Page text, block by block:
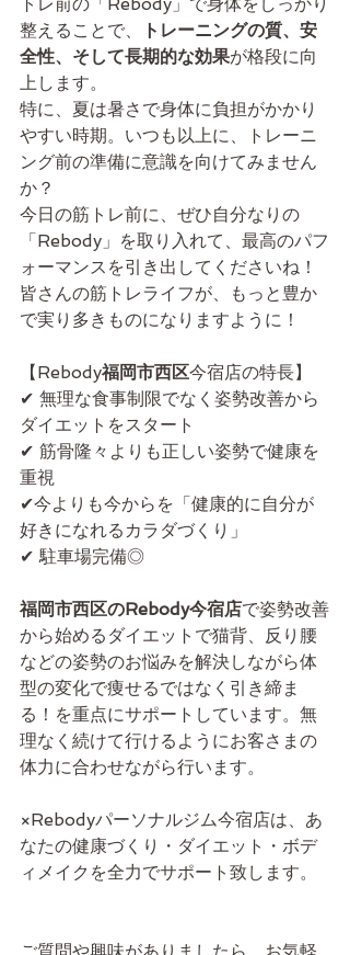
整えることで、
トレーニングの質、安
全性、そして長期的な効果が格段に向
上します。
特に、夏は暑さで身体に負担がかかり
やすい時期。いつも以上に、トレーニ
ング前の準備に意識を向けてみません
か？
今日の筋トレ前に、ぜひ自分なりの
「Rebody」を取り入れて、最高のパフ
ォーマンスを引き出してくださいね！
皆さんの筋トレライフが、もっと豊か
で実り多きものになりますように！
【Rebody福岡市西区今宿店の特長】
✔ 無理な食事制限でなく姿勢改善から
ダイエットをスタート
✔ 筋骨隆々よりも正しい姿勢で健康を
重視
✔今よりも今からを「健康的に自分が
好きになれるカラダづくり」
✔ 駐車場完備◎
福岡市西区のRebody今宿店で姿勢改善
から始めるダイエットで猫背、反り腰
などの姿勢のお悩みを解決しながら体
型の変化で痩せるではなく引き締ま
る！を重点にサポートしています。無
理なく続けて行けるようにお客さまの
体力に合わせながら行います。
×Rebodyパーソナルジム今宿店は、あ
なたの健康づくり・ダイエット・ボデ
ィメイクを全力でサポート致します。